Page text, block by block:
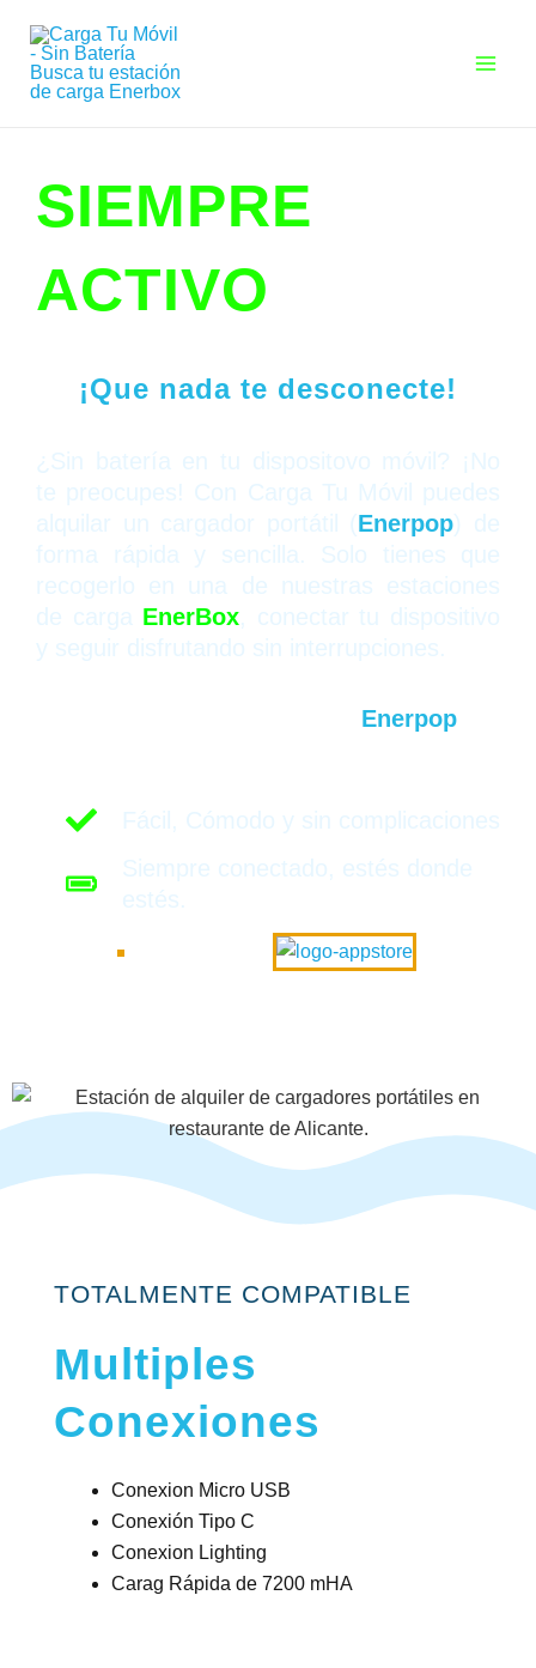
contenido
SIEMPRE
ACTIVO
¡Que nada te desconecte!
¿Sin batería en tu dispositovo móvil? ¡No
te preocupes! Con Carga Tu Móvil puedes
alquilar un cargador portátil (Enerpop) de
forma rápida y sencilla. Solo tienes que
recogerlo en una de nuestras estaciones
de carga EnerBox, conectar tu dispositivo
y seguir disfrutando sin interrupciones.
Enerpop
Fácil, Cómodo y sin complicaciones
Siempre conectado, estés donde
estés.
TOTALMENTE COMPATIBLE
Multiples
Conexiones
Conexion Micro USB
Conexión Tipo C
Conexion Lighting
Carag Rápida de 7200 mHA